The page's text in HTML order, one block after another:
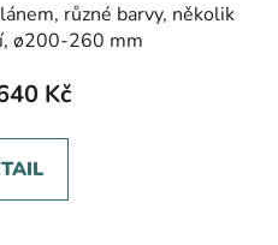
různé barvy, několik
ø200-260 mm
Kč